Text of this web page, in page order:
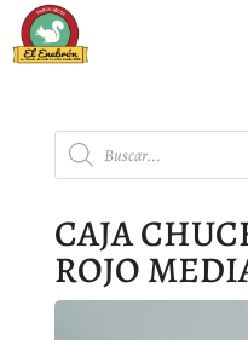
Búsqueda
de
productos
CAJA
ROJO